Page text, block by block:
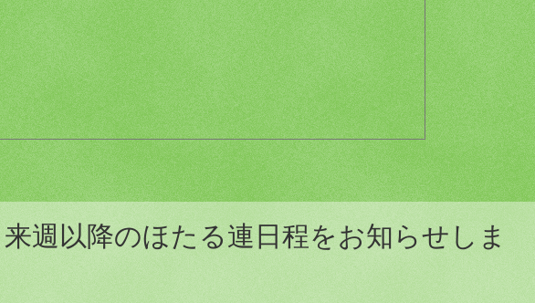
週以降のほたる連日程をお知らせしま